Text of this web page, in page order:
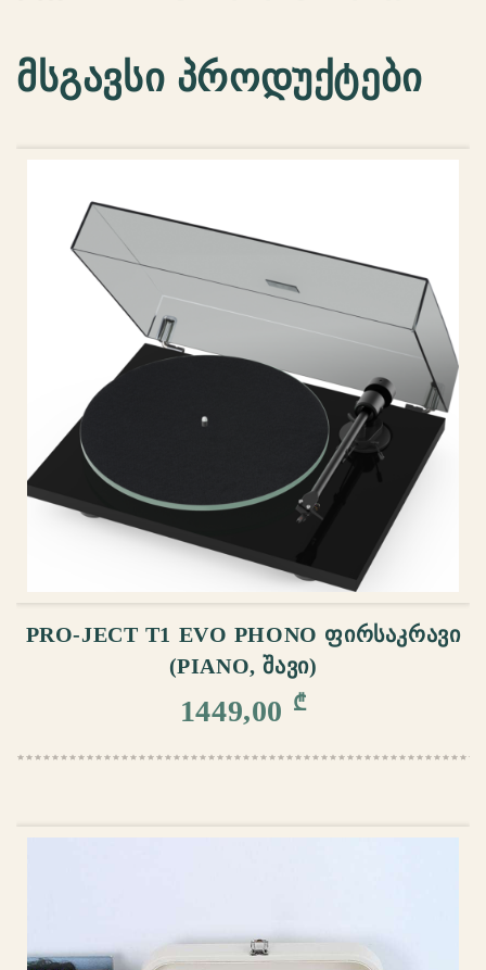
მსგავსი პროდუქტები
ᲙᲐᲚᲐᲗᲐᲨᲘ ᲓᲐᲛᲐᲢᲔᲑᲐ
PRO-JECT T1 EVO PHONO ᲤᲘᲠᲡᲐᲙᲠᲐᲕᲘ
(PIANO, ᲨᲐᲕᲘ)
1449,00 ₾